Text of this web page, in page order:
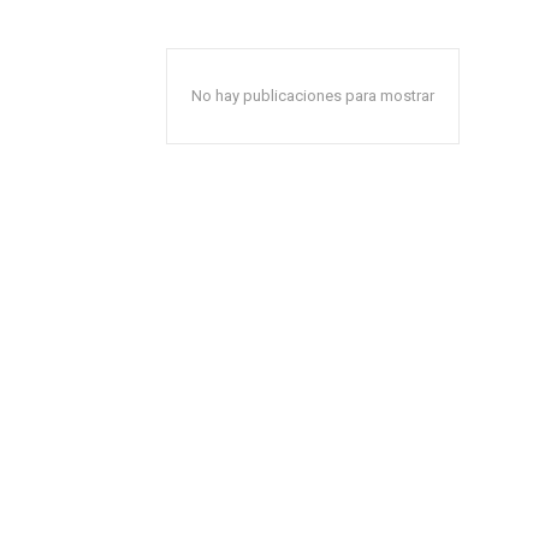
No hay publicaciones para mostrar